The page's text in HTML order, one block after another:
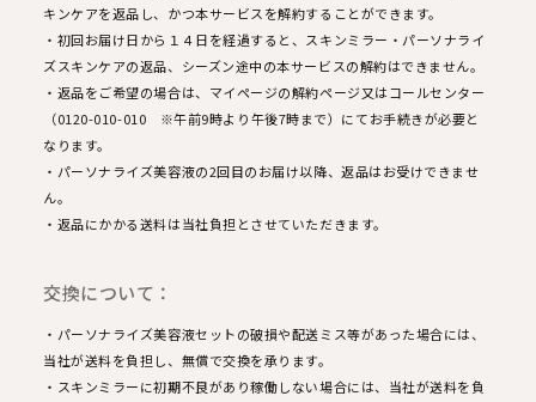
キンケアを返品し、かつ本サービスを解約することができます。
・初回お届け日から１４日を経過すると、スキンミラー・パーソナライ
ズスキンケアの返品、シーズン途中の本サービスの解約はできません。
・返品をご希望の場合は、マイページの解約ページ又はコールセンター
（0120-010-010 ※午前9時より午後7時まで）にてお手続きが必要と
なります。
・パーソナライズ美容液の2回目のお届け以降、返品はお受けできませ
ん。
・返品にかかる送料は当社負担とさせていただきます。
交換について：
・パーソナライズ美容液セットの破損や配送ミス等があった場合には、
当社が送料を負担し、無償で交換を承ります。
・スキンミラーに初期不良があり稼働しない場合には、当社が送料を負